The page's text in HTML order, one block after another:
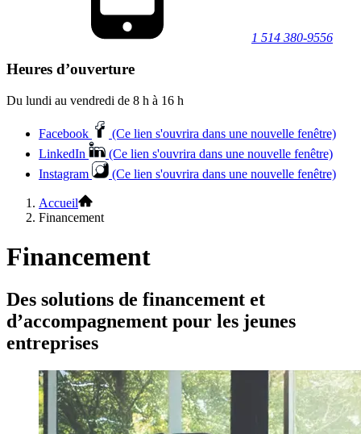
1 514 380-9556
Heures d’ouverture
Du lundi au vendredi de 8 h à 16 h
Facebook
(Ce lien s'ouvrira dans une nouvelle fenêtre)
LinkedIn
(Ce lien s'ouvrira dans une nouvelle fenêtre)
Instagram
(Ce lien s'ouvrira dans une nouvelle fenêtre)
Accueil
Financement
Financement
Des solutions de financement et
d’accompagnement pour les jeunes
entreprises